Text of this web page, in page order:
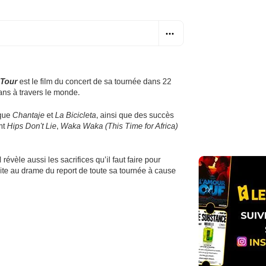
est le film du concert de sa tournée dans 22
à travers le monde.
Chantaje etLa Bicicleta, ainsi que des succès
Hips Don't Lie, Waka Waka (This Time for Africa)
aussi les sacrifices qu’il faut faire pour
au drame du report de toute sa tournée à cause